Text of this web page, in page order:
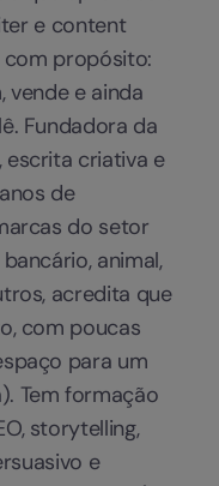
e content
propósito:
vende e ainda
Fundadora da
escrita criativa e
de
do setor
animal,
acredita que
com poucas
para um
Tem formação
storytelling,
e